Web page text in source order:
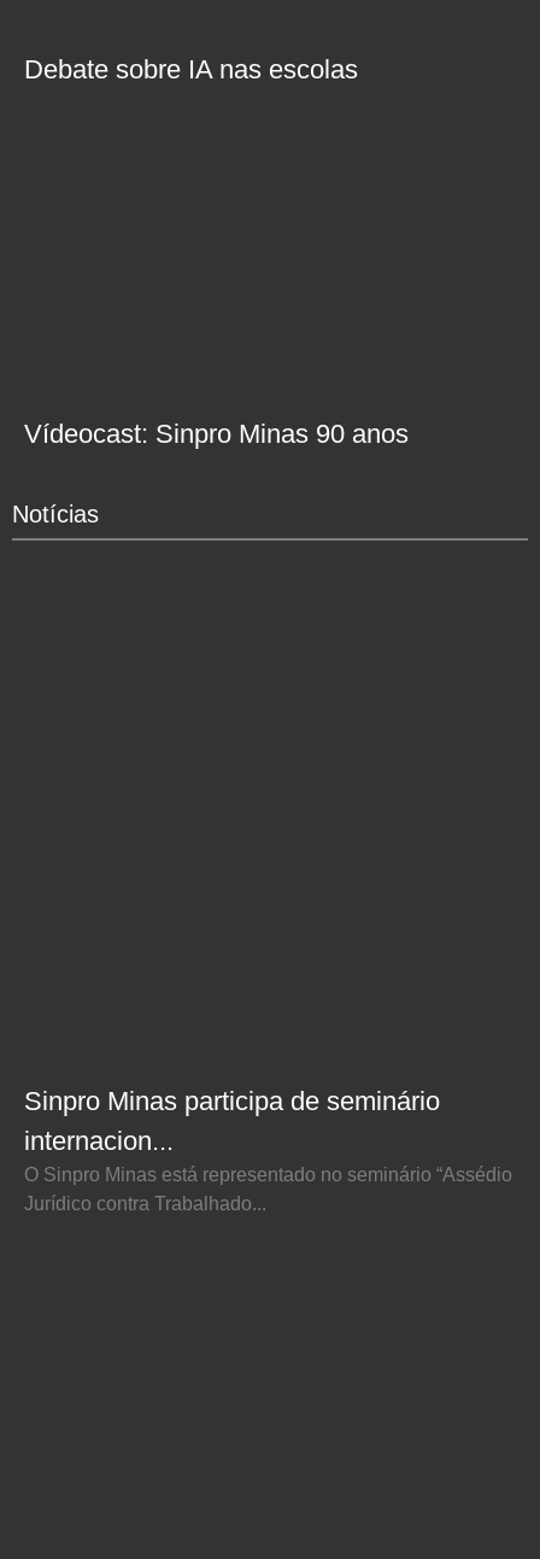
Debate sobre IA nas escolas
Vídeocast: Sinpro Minas 90 anos
Notícias
Sinpro Minas participa de seminário
internacion...
O Sinpro Minas está representado no seminário “Assédio
Jurídico contra Trabalhado...